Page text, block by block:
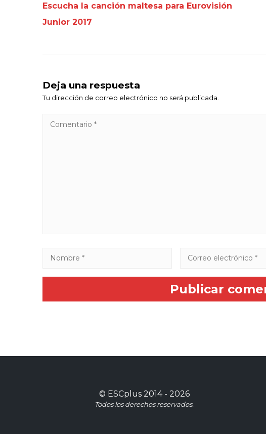
Escucha la canción maltesa para Eurovisión
Junior 2017
Deja una respuesta
Tu dirección de correo electrónico no será publicada.
© ESCplus2014 - 2026
Todos los derechos reservados.